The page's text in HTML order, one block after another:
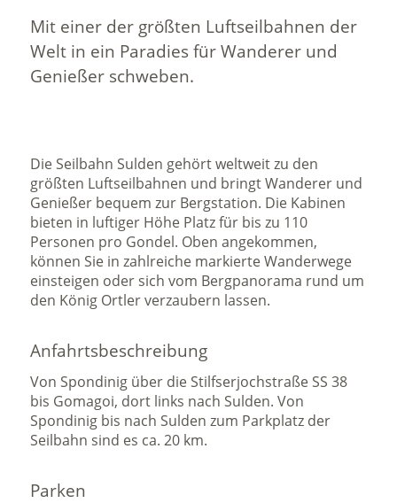
Mit einer der größten Luftseilbahnen der
Welt in ein Paradies für Wanderer und
Genießer schweben.
Die Seilbahn Sulden gehört weltweit zu den
größten Luftseilbahnen und bringt Wanderer und
Genießer bequem zur Bergstation. Die Kabinen
bieten in luftiger Höhe Platz für bis zu 110
Personen pro Gondel. Oben angekommen,
können Sie in zahlreiche markierte Wanderwege
einsteigen oder sich vom Bergpanorama rund um
den König Ortler verzaubern lassen.
Anfahrtsbeschreibung
Von Spondinig über die Stilfserjochstraße SS 38
bis Gomagoi, dort links nach Sulden. Von
Spondinig bis nach Sulden zum Parkplatz der
Seilbahn sind es ca. 20 km.
Parken